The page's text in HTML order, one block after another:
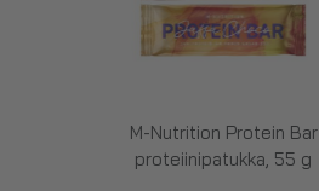
M-Nutrition Protein Bar
proteiinipatukka, 55 g